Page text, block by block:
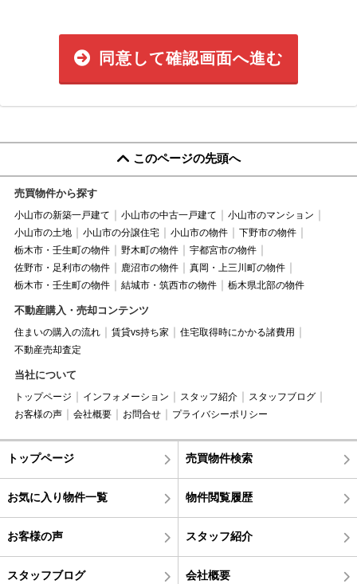
同意して確認画面へ進む
このページの先頭へ
売買物件から探す
小山市の新築一戸建て 小山市の中古一戸建て
小山市のマンション
小山市の土地
小山市の分譲住宅 小山市の物件
下野市の物件
栃木市・壬生町の物件
野木町の物件
宇都宮市の物件
佐野市・足利市の物件
鹿沼市の物件
真岡・上三川町の物件
栃木市・壬生町の物件
結城市・筑西市の物件 栃木県北部の物件
不動産購入・売却コンテンツ
住まいの購入の流れ 賃貸vs持ち家
住宅取得時にかかる諸費用
不動産売却査定
当社について
トップページ インフォメーション スタッフ紹介
スタッフブログ
お客様の声
会社概要 お問合せ プライバシーポリシー
トップページ 売買物件検索
お気に入り物件一覧 物件閲覧履歴
お客様の声 スタッフ紹介
スタッフブログ 会社概要